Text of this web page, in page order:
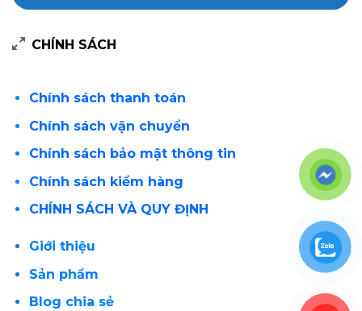
CHÍNH SÁCH
Chính sách thanh toán
Chính sách vận chuyển
Chính sách bảo mật thông tin
Chính sách kiểm hàng
CHÍNH SÁCH VÀ QUY ĐỊNH
Giới thiệu
Sản phẩm
Blog chia sẻ